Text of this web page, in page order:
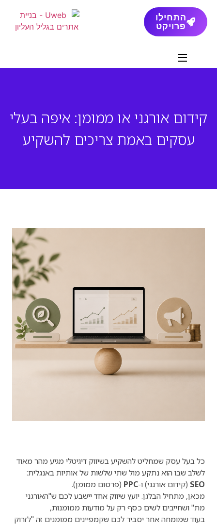
התחילו
פרויקט
קידום אורגני או ממומן: איפה בעלי
עסקים באמת צריכים להשקיע
כל בעל עסק שמחליט להשקיע בשיווק דיגיטלי מגיע מהר מאוד
לשלב שבו הוא נתקע מול שתי שלשות של אותיות באנגלית:
SEO (קידום אורגני) ו-PPC (פרסום ממומן).
מכאן, מתחיל הבלגן. יועץ שיווק אחד יישבע לכם ש"האורגני
מת" ושחייבים לשים כסף רק על מודעות ממומנות,
בעוד שמומחה אחר יסביר לכם שקמפיינים ממומנים זה "לזרוק